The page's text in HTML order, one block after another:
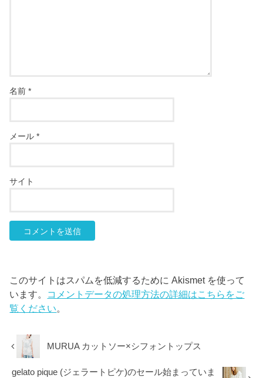
名前*
メール*
サイト
このサイトはスパムを低減するために Akismet を使って
います。 コメントデータの処理方法の詳細はこちらをご
覧ください。
MURUA カットソー×シフォントップス
gelato pique (ジェラートピケ)のセール始まっていま